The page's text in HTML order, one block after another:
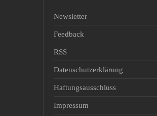
Newsletter
Feedback
RSS
Datenschutzerklärung
Haftungsausschluss
Impressum